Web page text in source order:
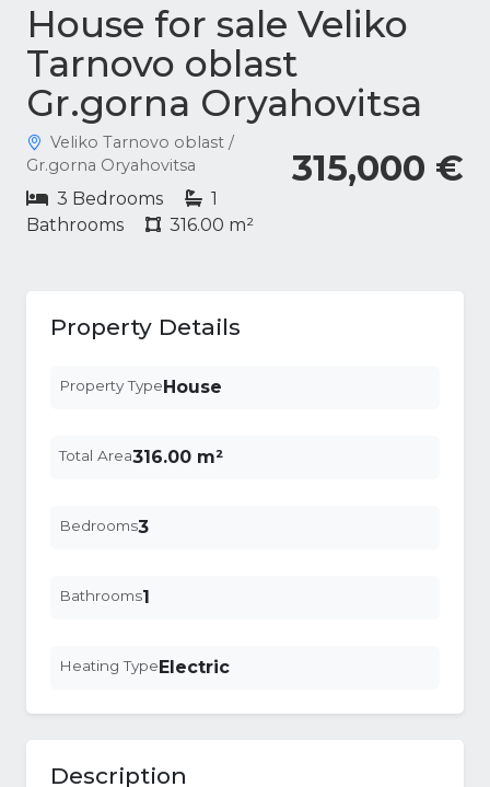
House for sale Veliko
Tarnovo oblast
Gr.gorna Oryahovitsa
315,000 €
Veliko Tarnovo oblast /
Gr.gorna Oryahovitsa
3 Bedrooms
1
Bathrooms
316.00 m²
Property Details
Property TypeHouse
Total Area316.00 m²
Bedrooms3
Bathrooms1
Heating TypeElectric
Description